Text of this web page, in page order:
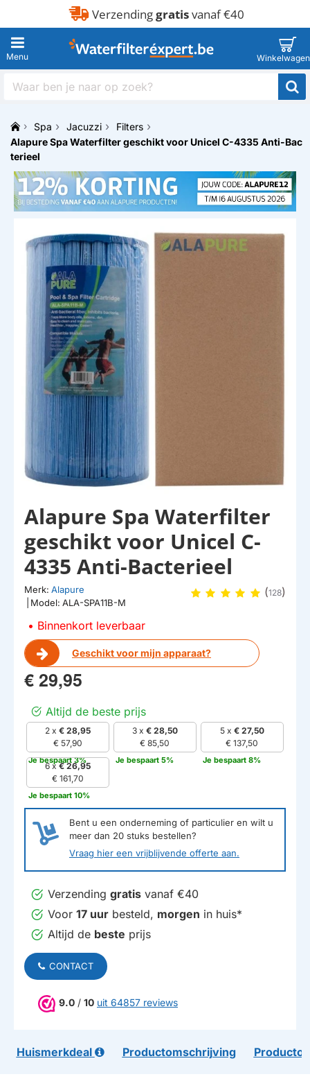
Verzendinggratisvanaf €40
Waar
naar
op
zoek?
h
o
e
Spa Jacuzzi
Filters
Alapure Spa Waterfilter geschikt voor Unicel C-4335 Anti-Bac
terieel
HUISMERK
LEVERBAAR
Binnenkort leverbaar
Geschikt voor mijn apparaat?
Alapure Spa Waterfilter
geschikt voor Unicel C-
4335 Anti-Bacterieel
Merk: Alapure
Model: ALA-SPA11B-M
(128)
€ 29,95
Altijd de beste prijs
2 x € 28,95
€ 57,90
Je bespaart 3%
3 x € 28,50
€ 85,50
Je bespaart 5%
5 x € 27,50
€ 137,50
Je bespaart 8%
6 x€ 26,95
€ 161,70
Je bespaart 10%
Bent u een onderneming of particulier en wilt u
meer dan 20 stuks bestellen?
Vraag hier een vrijblijvende offerte aan.
Verzending gratis vanaf €40
Voor 17 uur besteld, morgen in huis*
Altijd de beste prijs
CONTACT
9.0 / 10 uit 64857 reviews
Huismerkdeal Productomschrijving